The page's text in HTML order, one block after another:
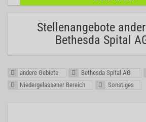
Stellenangebote
Bethesda Spital
andere Gebiete Bethesda Spital AG
Niedergelassener Bereich
Sonstiges